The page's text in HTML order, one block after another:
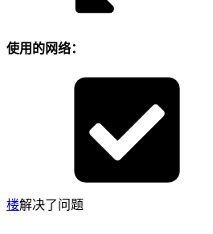
使用的网络：
楼解决了问题